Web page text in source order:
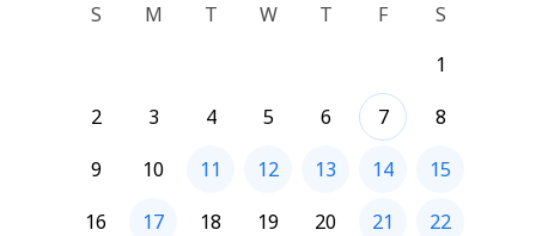
S
M T W T F
S
1
2
3 4 5 6 7
8
9
10 11 12 13 14
15
16
17 18 19 20 21
22